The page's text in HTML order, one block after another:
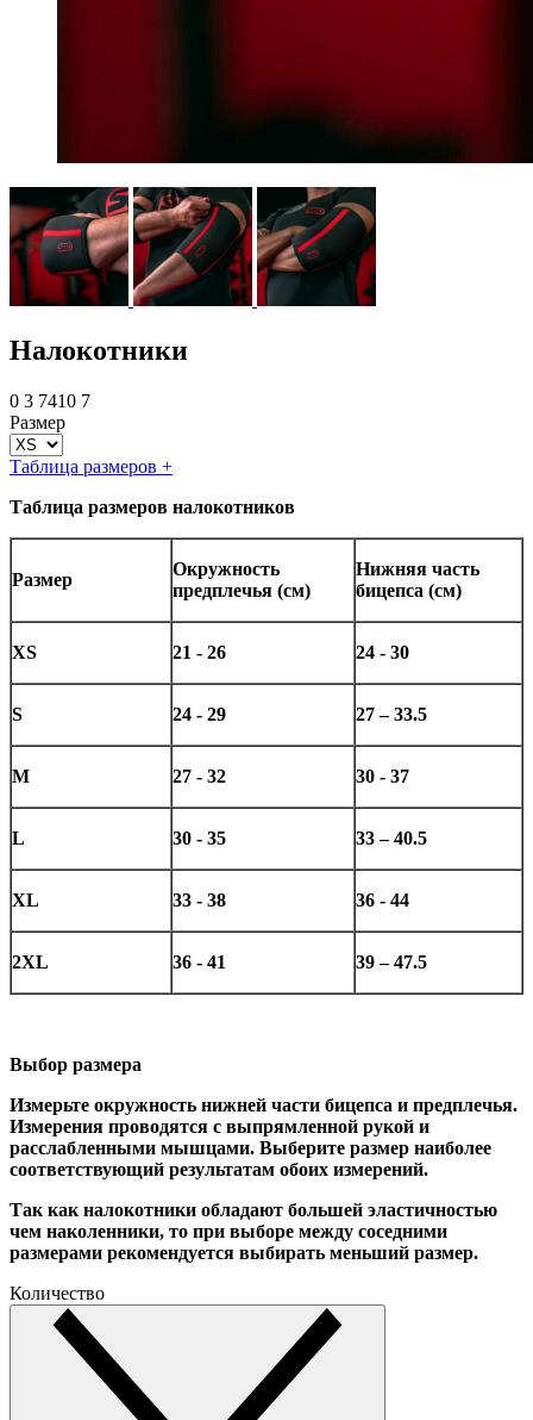
Налокотники
0 3 7410 7
Размер
Таблица размеров +
Таблица размеров налокотников
Размер
Окружность
предплечья (см)
Нижняя часть
бицепса (см)
XS 21 - 26 24 - 30
S 24 - 29 27 – 33.5
M 27 - 32 30 - 37
L 30 - 35 33 – 40.5
XL 33 - 38 36 - 44
2XL 36 - 41 39 – 47.5
Выбор размера
Измерьте окружность нижней части бицепса и предплечья.
Измерения проводятся с выпрямленной рукой и
расслабленными мышцами. Выберите размер наиболее
соответствующий результатам обоих измерений.
Так как налокотники обладают большей эластичностью
чем наколенники, то при выборе между соседними
размерами рекомендуется выбирать меньший размер.
Количество